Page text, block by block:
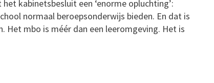
kabinetsbesluit een ‘enorme opluchting’:
normaal beroepsonderwijs bieden. En dat is
Het mbo is méér dan een leeromgeving. Het is